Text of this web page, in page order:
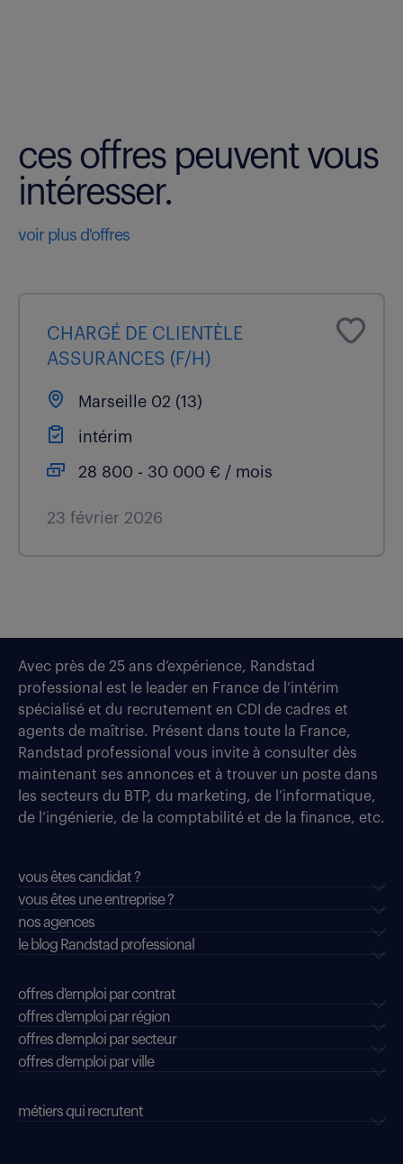
ces offres peuvent vous
intéresser.
voir plus d'offres
CHARGÉ DE CLIENTÈLE
ASSURANCES (F/H)
Marseille 02 (13)
intérim
28 800 - 30 000 € / mois
23 février 2026
Avec près de 25 ans d’expérience, Randstad
professional est le leader en France de l’intérim
spécialisé et du recrutement en CDI de cadres et
agents de maîtrise. Présent dans toute la France,
Randstad professional vous invite à consulter dès
maintenant ses annonces et à trouver un poste dans
les secteurs du BTP, du marketing, de l’informatique,
de l’ingénierie, de la comptabilité et de la finance, etc.
vous êtes candidat ?
vous êtes une entreprise ?
nos agences
le blog Randstad professional
offres d'emploi par contrat
offres d'emploi par région
offres d'emploi par secteur
offres d’emploi par ville
métiers qui recrutent